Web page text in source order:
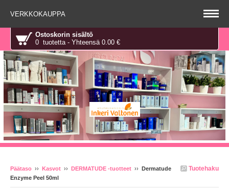
VERKKOKAUPPA
Ostoskorin sisältö
0 tuotetta - Yhteensä 0.00 €
Tuotehaku
Päätaso ›› Kasvot ›› DERMATUDE -tuotteet ››
Dermatude
Enzyme Peel 50ml